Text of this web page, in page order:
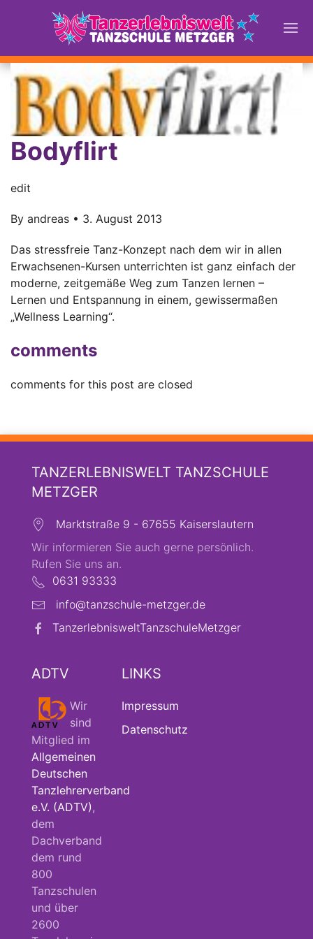
Bodyflirt
edit
By andreas • 3. August 2013
Das stressfreie Tanz-Konzept nach dem wir in allen
Erwachsenen-Kursen unterrichten ist ganz einfach der
moderne, zeitgemäße Weg zum Tanzen lernen –
Lernen und Entspannung in einem, gewissermaßen
„Wellness Learning“.
comments
comments for this post are closed
TANZERLEBNISWELT TANZSCHULE
METZGER
Marktstraße 9 - 67655 Kaiserslautern
Wir informieren Sie auch gerne persönlich.
Rufen Sie uns an.
0631 93333
info@tanzschule-metzger.de
TanzerlebnisweltTanzschuleMetzger
ADTV
Wir
sind
Mitglied im
Allgemeinen
Deutschen
Tanzlehrerverband
e.V. (ADTV),
dem
Dachverband
dem rund
800
Tanzschulen
und über
2600
LINKS
Impressum
Datenschutz